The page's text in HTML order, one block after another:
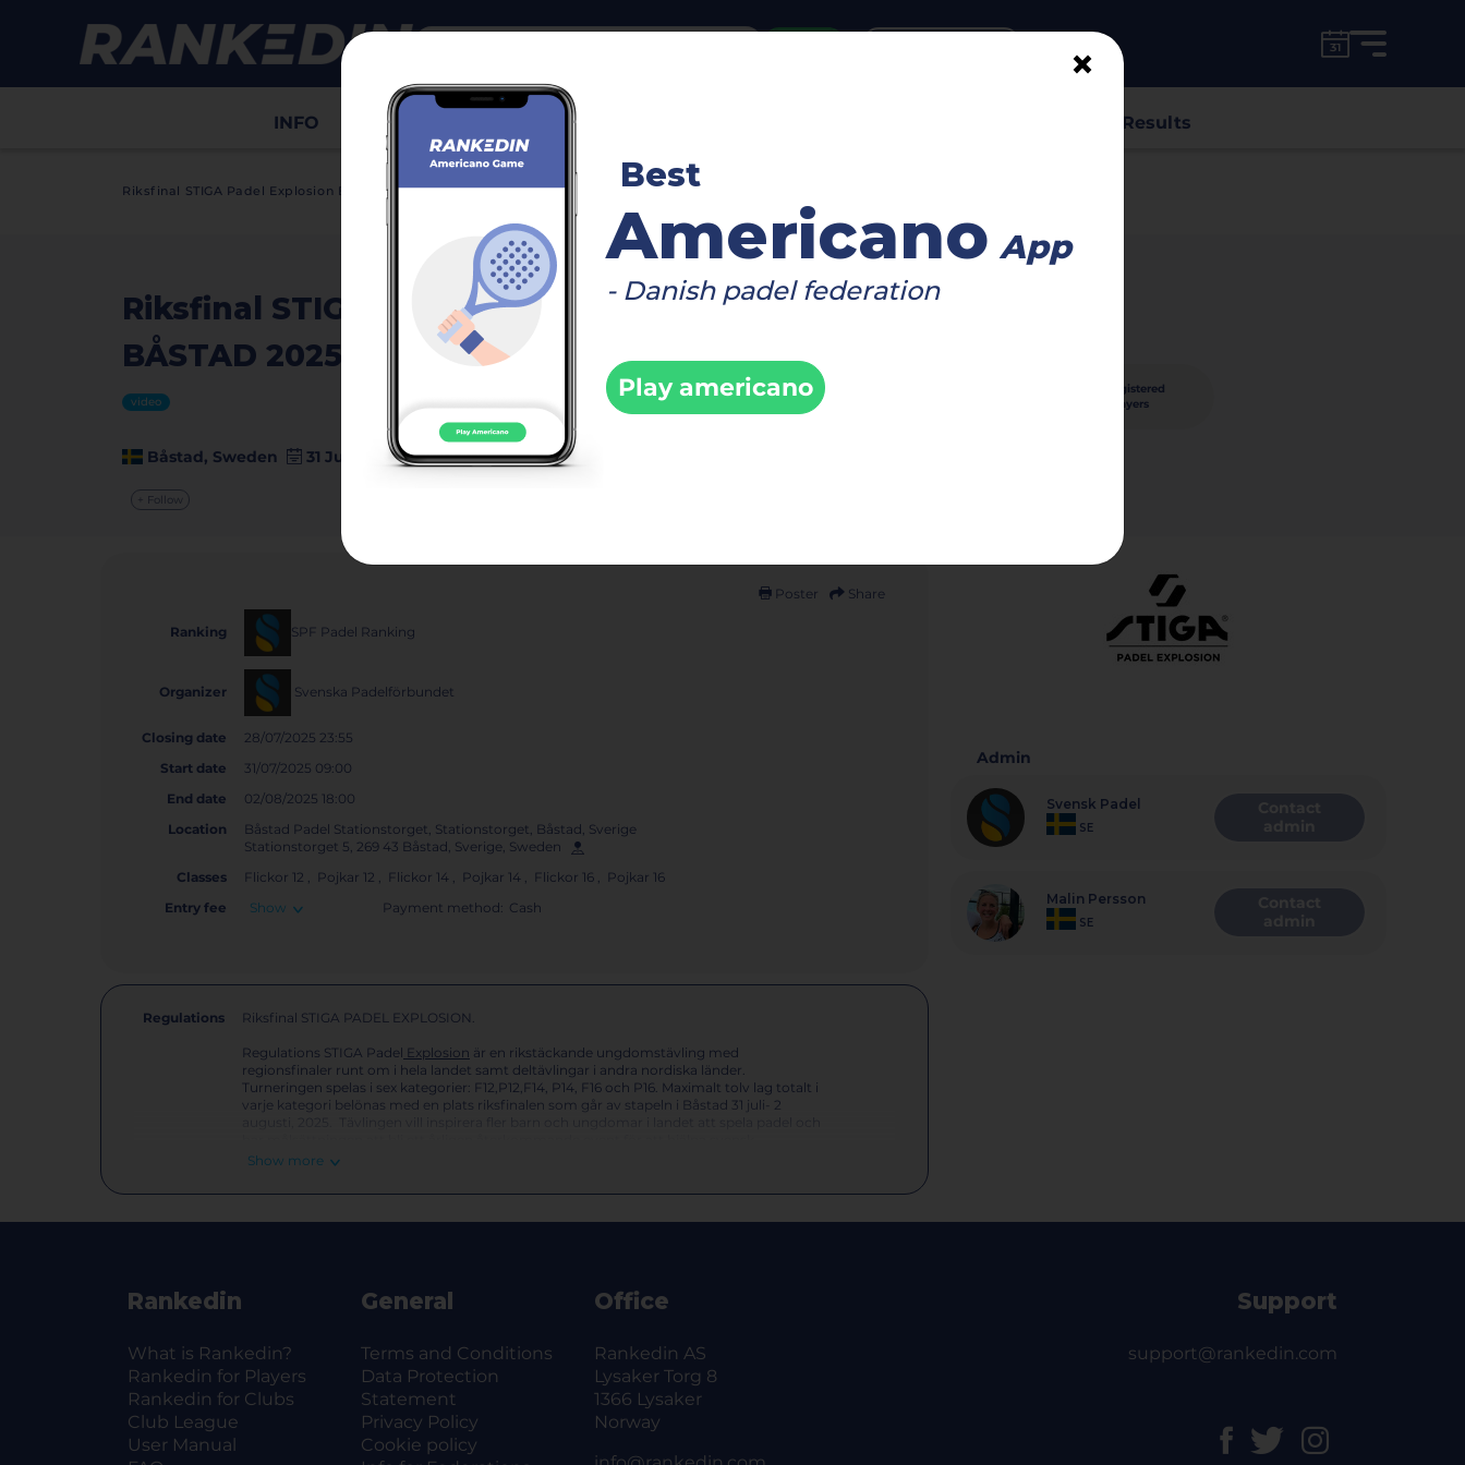
INFO Draws Results
Riksfinal STIGA Padel Explosion BÅSTAD 2025, ungdomstävling.>
Riksfinal STIGA Padel Explosion
BÅSTAD 2025, ungdomstävling.
video
Båstad, Sweden 31 July - 02 August 2025
+ Follow
registered
players
Poster Share
Ranking SPF Padel Ranking
Organizer Svenska Padelförbundet
Closing date
28/07/2025 23:55
Start date
31/07/2025 09:00
End date
02/08/2025 18:00
Location
Båstad Padel Stationstorget, Stationstorget, Båstad, Sverige
Stationstorget 5, 269 43 Båstad, Sverige, Sweden
Classes
Flickor 12 , Pojkar 12 , Flickor 14 , Pojkar 14 , Flickor 16 , Pojkar 16
Entry fee
Show Payment method: Cash
Regulations Riksfinal STIGA PADEL EXPLOSION.
Regulations STIGA Padel Explosion är en rikstäckande ungdomstävling med
regionsfinaler runt om i hela landet samt deltävlingar i andra nordiska länder.
Turneringen spelas i sex kategorier: F12,P12,F14, P14, F16 och P16. Maximalt tolv lag totalt i
varje kategori belönas med en plats riksfinalen som går av stapeln i Båstad 31 juli- 2
ungdomspadel framåt. All information kring tävlingen finns
Turneringen genomförs på Båstad Padel Stationstorget där vi har tillgång till fem
Deltagande lag har anmält sig i respektive region och tagit sig till finalspelet i Båstad.
Alla gruppspel - avgörs i tre set där tredje set är ett super tiebreak
A -slutspel - avgörs i bästa av tre hela set
B slutspel - avgörs i tre set där tredje set är ett super tiebreak
Placeringsmatcher - avgörs i tre set där tredje set är ett super tiebreak
Vinnarna i varje match meddelar resultatet till sekretariatet
TÄVLINGSDAGAR:
Show more
Admin
Svensk Padel
SE
Malin Persson
SE
×
Best
Americano App
- Danish padel federation
Play americano
Rankedin
What is Rankedin?
Rankedin for Players
Rankedin for Clubs
Club League
User Manual
General
Terms and Conditions
Data Protection
Statement
Privacy Policy
Cookie policy
Office
Rankedin AS
Lysaker Torg 8
1366 Lysaker
Norway
Support
support@rankedin.com